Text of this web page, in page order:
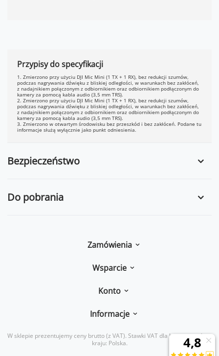
Przypisy do specyfikacji
1. Zmierzono przy użyciu DJI Mic Mini (1 TX + 1 RX), bez redukcji szumów,
podczas nagrywania dźwięku z bliskiej odległości, w warunkach bez zakłóceń,
z nadajnikiem połączonym z odbiornikiem oraz odbiornikiem podłączonym do
kamery za pomocą kabla audio (3,5 mm TRS).
2. Zmierzono przy użyciu DJI Mic Mini (1 TX + 1 RX), bez redukcji szumów,
podczas nagrywania dźwięku z bliskiej odległości, w warunkach bez zakłóceń,
z nadajnikiem połączonym z odbiornikiem oraz odbiornikiem podłączonym do
kamery za pomocą kabla audio (3,5 mm TRS).
3. Zmierzono w otwartym środowisku bez przeszkód i bez zakłóceń. Podane tu
informacje służą wyłącznie jako punkt odniesienia.
Bezpieczeństwo
Do pobrania
Zamówienia
Wsparcie
Konto
Informacje
W sklepie prezentujemy ceny brutto (z VAT). Stawki VAT dla konsumentów z
kraju: Polska.